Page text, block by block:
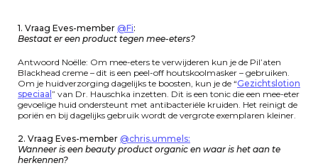
1. Vraag Eves-member @Fi:
Bestaat er een product tegen mee-eters?
Antwoord Noëlle: Om mee-eters te verwijderen kun je de Pil’aten
Blackhead creme – dit is een peel-off houtskoolmasker – gebruiken.
Om je huidverzorging dagelijks te boosten, kun je de “Gezichtslotion
speciaal” van Dr. Hauschka inzetten. Dit is een tonic die een mee-eter
gevoelige huid ondersteunt met antibacteriële kruiden. Het reinigt de
poriën en bij dagelijks gebruik wordt de vergrote exemplaren kleiner.
2. Vraag Eves-member @chris.ummels:
Wanneer is een beauty product organic en waar is het aan te
herkennen?